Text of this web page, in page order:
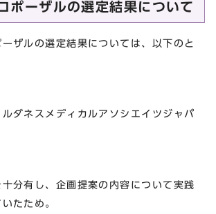
ポーザルの選定結果について
ザルの選定結果については、以下のと
ダネスメディカルアソシエイツジャパ
分有し、企画提案の内容について実践
たため。